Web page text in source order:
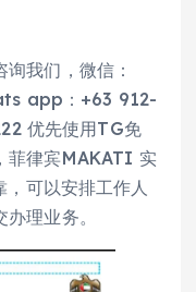
我们，微信：
app：+63 912-
优先使用TG免
菲律宾MAKATI 实
可以安排工作人
理业务。